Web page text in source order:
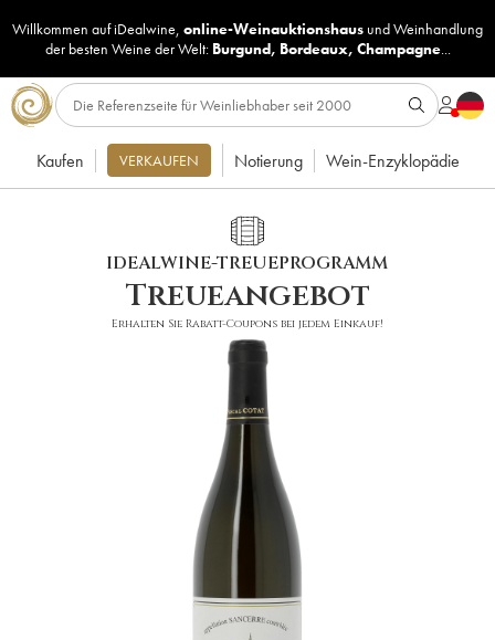
Willkommen auf iDealwine, online-Weinauktionshaus undWeinhandlung
der besten Weine der Welt: Burgund, Bordeaux, Champagne...
Kaufen VERKAUFEN Notierung Wein-Enzyklopädie
IDEALWINE-TREUEPROGRAMM
Treueangebot
Erhalten Sie Rabatt-Coupons bei jedem Einkauf!